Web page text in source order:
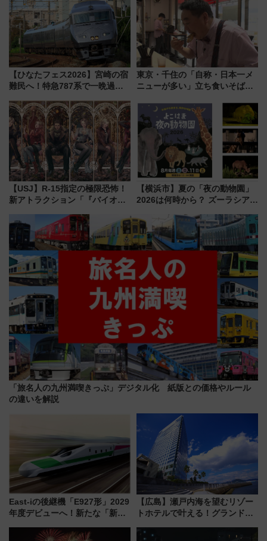
力＆屋台を満喫
【ひなたフェス2026】宮崎の宿
難民へ！特急787系で一晩過ご
ローおひさま」が救世主に？
東京・千住の「自称・日本一メ
ニューが多い」立ち食いそば屋
地のふらっと立ち食いそば』
7/27夜10時～放送
【USJ】R-15指定の極限恐怖！
新アトラクション「『バイオハ
ブ」今秋登場 ―予測不能の恐
怖に泣き叫べ―
【横浜市】夏の「夜の動物園」
2026は何時から？ ズーラシア・
見どころ、限定イベントを徹底
解説！
「旅名人の九州満喫きっぷ」デジタル化 紙版との価格やルール
の違いを解説
East-iの後継機「E927形」2029
年度デビューへ！新たな「新幹
説【JR東日本】
【広島】瀬戸内海を望むリゾー
トホテルで叶える！グランドプ
ディング＆カジュアルパーティ